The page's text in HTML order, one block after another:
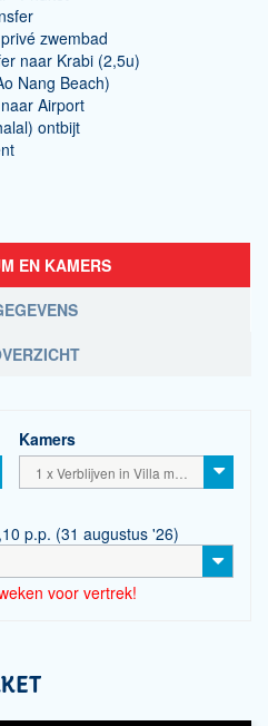
zwembad
naar Krabi (2,5u)
Nang Beach)
Airport
ontbijt
EN KAMERS
Kamers
p.p. (31 augustus '26)
voor vertrek!